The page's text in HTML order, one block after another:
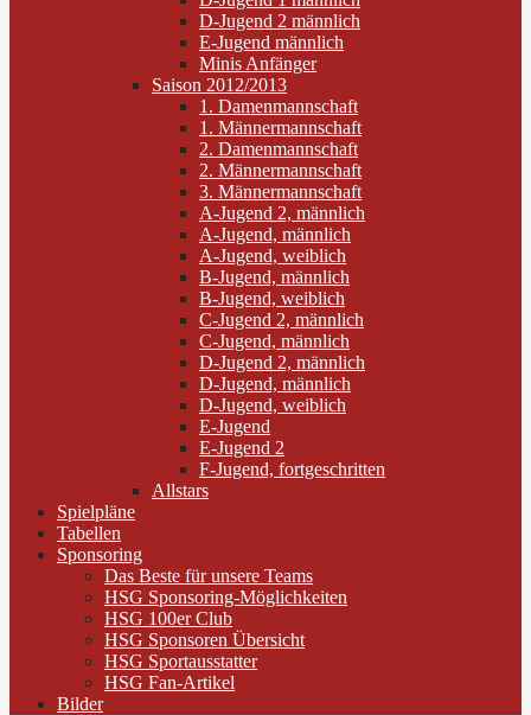
D-Jugend 2 männlich
E-Jugend männlich
Minis Anfänger
Saison 2012/2013
1. Damenmannschaft
1. Männermannschaft
2. Damenmannschaft
2. Männermannschaft
3. Männermannschaft
A-Jugend 2, männlich
A-Jugend, männlich
A-Jugend, weiblich
B-Jugend, männlich
B-Jugend, weiblich
C-Jugend 2, männlich
C-Jugend, männlich
D-Jugend 2, männlich
D-Jugend, männlich
D-Jugend, weiblich
E-Jugend
E-Jugend 2
F-Jugend, fortgeschritten
Allstars
Spielpläne
Tabellen
Sponsoring
Das Beste für unsere Teams
HSG Sponsoring-Möglichkeiten
HSG 100er Club
HSG Sponsoren Übersicht
HSG Sportausstatter
HSG Fan-Artikel
Bilder